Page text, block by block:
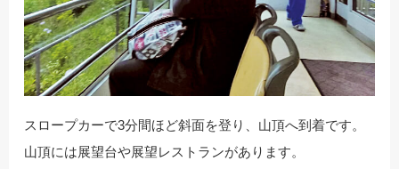
スロープカーで3分間ほど斜面を登り、山頂へ到着です。
山頂には展望台や展望レストランがあります。